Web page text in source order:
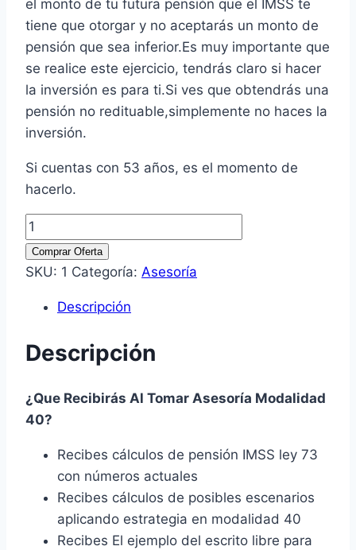
el monto de tu futura pensión que el IMSS te
tiene que otorgar y no aceptarás un monto de
pensión que sea inferior.Es muy importante que
se realice este ejercicio, tendrás claro si hacer
la inversión es para ti.Si ves que obtendrás una
pensión no redituable,simplemente no haces la
inversión.
Si cuentas con 53 años, es el momento de
hacerlo.
Asesoría
Modalidad
40
IMSS
2026
Escenarios
cantidad
Comprar Oferta
SKU: 1 Categoría: Asesoría
Descripción
Descripción
¿Que Recibirás Al Tomar Asesoría Modalidad
40?
Recibes cálculos de pensión IMSS ley 73
con números actuales
Recibes cálculos de posibles escenarios
aplicando estrategia en modalidad 40
Recibes El ejemplo del escrito libre para